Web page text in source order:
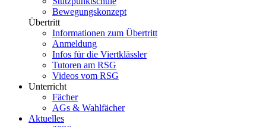
Bewegungskonzept
Übertritt
Informationen zum Übertritt
Anmeldung
Infos für die Viertklässler
Tutoren am RSG
Videos vom RSG
Unterricht
Fächer
AGs & Wahlfächer
Aktuelles